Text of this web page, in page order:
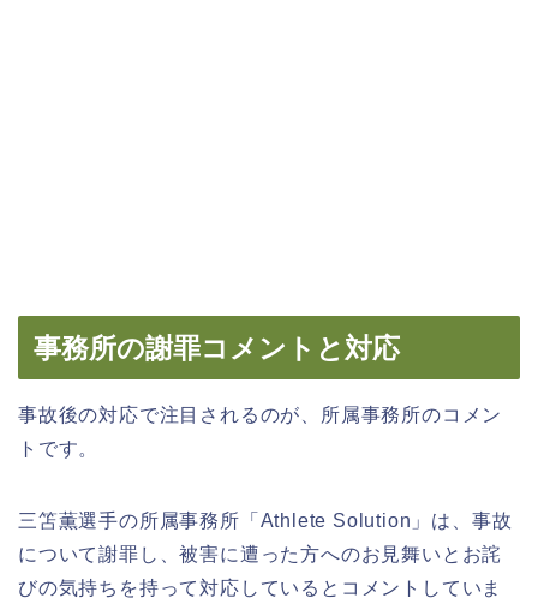
事務所の謝罪コメントと対応
事故後の対応で注目されるのが、所属事務所のコメン
トです。
三笘薫選手の所属事務所「Athlete Solution」は、事故
について謝罪し、被害に遭った方へのお見舞いとお詫
びの気持ちを持って対応しているとコメントしていま